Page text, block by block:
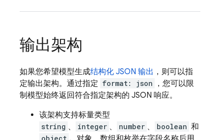
输出架构
如果您希望模型生成结构化 JSON 输出 ，则可以指
定输出架构。通过指定 format: json
，您可以限
制模型始终返回符合指定架构的 JSON 响应。
该架构支持标量类型
string 、 integer 、 number 、 boolean 和